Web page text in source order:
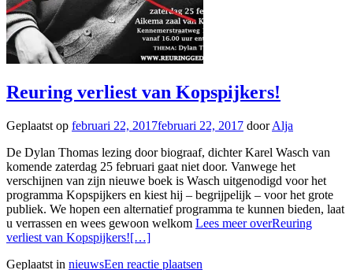
Reuring verliest van Kopspijkers!
Geplaatst op februari 22, 2017februari 22, 2017 doorAlja
De Dylan Thomas lezing door biograaf, dichter Karel Wasch van
komende zaterdag 25 februari gaat niet door. Vanwege het
verschijnen van zijn nieuwe boek is Wasch uitgenodigd voor het
programma Kopspijkers en kiest hij – begrijpelijk – voor het grote
publiek. We hopen een alternatief programma te kunnen bieden, laat
u verrassen en wees gewoon welkom Lees meer overReuring
verliest van Kopspijkers![…]
Geplaatst in nieuwsEen reactie plaatsen